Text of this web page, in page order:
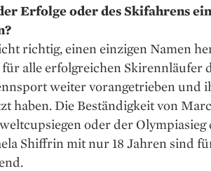
Erfolge oder des Skifahrens
richtig, einen einzigen Namen
alle erfolgreichen Skirennläufer
weiter vorangetrieben und
haben. Die Beständigkeit von
oder der Olympiasieg
Shiffrin mit nur 18 Jahren sind